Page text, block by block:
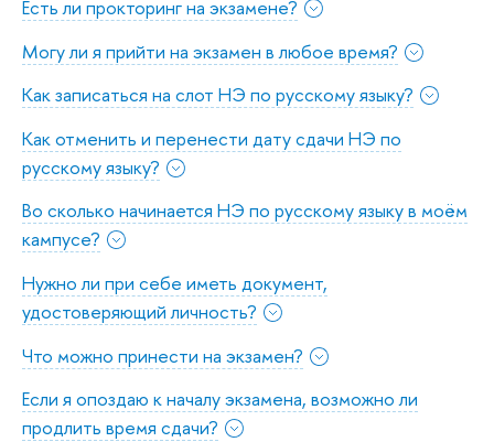
Есть ли прокторинг на экзамене?
Могу ли я прийти на экзамен в любое время?
Как записаться на слот НЭ по русскому языку?
Как отменить и перенести дату сдачи НЭ по
русскому языку?
Во сколько начинается НЭ по русскому языку в моём
кампусе?
Нужно ли при себе иметь документ,
удостоверяющий личность?
Что можно принести на экзамен?
Если я опоздаю к началу экзамена, возможно ли
продлить время сдачи?